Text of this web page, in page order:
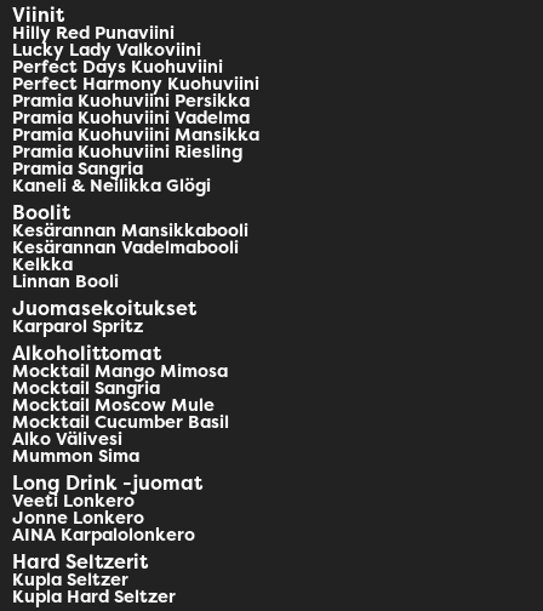
Viinit
Hilly Red Punaviini
Lucky Lady Valkoviini
Perfect Days Kuohuviini
Perfect Harmony Kuohuviini
Pramia Kuohuviini Persikka
Pramia Kuohuviini Vadelma
Pramia Kuohuviini Mansikka
Pramia Kuohuviini Riesling
Pramia Sangria
Kaneli & Neilikka Glögi
Boolit
Kesärannan Mansikkabooli
Kesärannan Vadelmabooli
Kelkka
Linnan Booli
Juomasekoitukset
Karparol Spritz
Alkoholittomat
Mocktail Mango Mimosa
Mocktail Sangria
Mocktail Moscow Mule
Mocktail Cucumber Basil
Alko Välivesi
Mummon Sima
Long Drink -juomat
Veeti Lonkero
Jonne Lonkero
AINA Karpalolonkero
Hard Seltzerit
Kupla Seltzer
Kupla Hard Seltzer